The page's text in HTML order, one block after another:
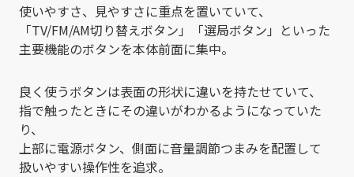
使いやすさ、見やすさに重点を置いていて、
「TV/FM/AM切り替えボタン」「選局ボタン」といった
主要機能のボタンを本体前面に集中。
良く使うボタンは表面の形状に違いを持たせていて、
指で触ったときにその違いがわかるようになっていた
り、
上部に電源ボタン、側面に音量調節つまみを配置して
扱いやすい操作性を追求。